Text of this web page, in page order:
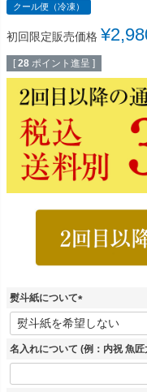
クール便（冷凍）
初回限定販売価格 ¥
[ 28 ポイント進呈 ]
熨斗紙について
(
必
須
名入れについて (例：内祝 魚匠